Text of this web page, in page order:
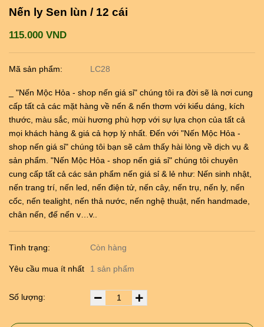
Nến ly Sen lùn / 12 cái
115.000 VND
Mã sản phẩm: LC28
_ "Nến Mộc Hỏa - shop nến giá sỉ" chúng tôi ra đời sẽ là nơi cung
cấp tất cả các mặt hàng về nến & nến thơm với kiểu dáng, kích
thước, màu sắc, mùi hương phù hợp với sự lựa chọn của tất cả
mọi khách hàng & giá cả hợp lý nhất. Đến với "Nến Mộc Hỏa -
shop nến giá sỉ" chúng tôi bạn sẽ cảm thấy hài lòng về dịch vụ &
sản phẩm. "Nến Mộc Hỏa - shop nến giá sỉ" chúng tôi chuyên
cung cấp tất cả các sản phẩm nến giá sỉ & lẻ như: Nến sinh nhật,
nến trang trí, nến led, nến điện tử, nến cây, nến trụ, nến ly, nến
cốc, nến tealight, nến thả nước, nến nghệ thuật, nến handmade,
chân nến, đế nến v…v..
Tình trạng: Còn hàng
Yêu cầu mua ít nhất 1 sản phẩm
Số lượng: